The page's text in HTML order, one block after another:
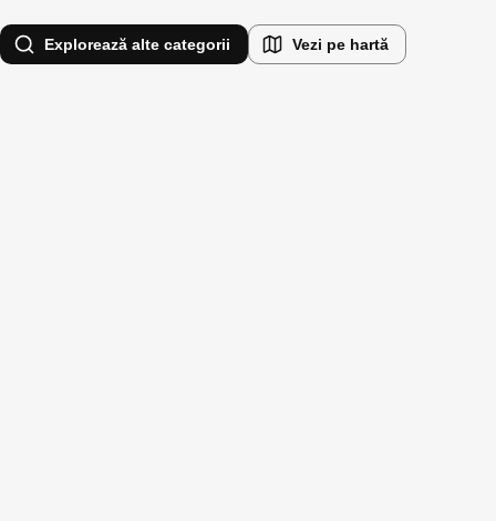
Explorează alte categorii Vezi pe hartă